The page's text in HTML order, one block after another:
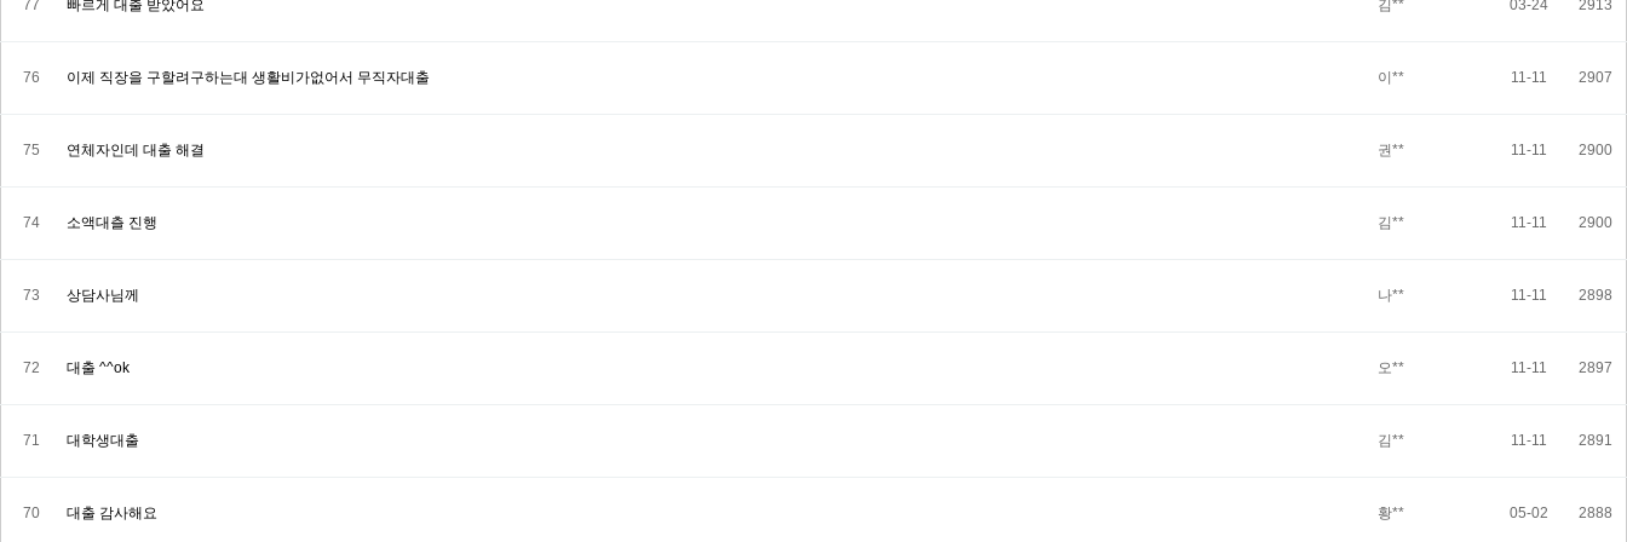
77 빠르게 대출 받았어요 김** 03-24 2913
76 이제 직장을 구할려구하는대 생활비가없어서 무직자대출 이** 11-11 2907
75 연체자인데 대출 해결 권** 11-11 2900
74 소액대츨 진행 김** 11-11 2900
73 상담사님께 나** 11-11 2898
72 대출 ^^ok 오** 11-11 2897
71 대학생대출 김** 11-11 2891
70 대출 감사해요 황** 05-02 2888